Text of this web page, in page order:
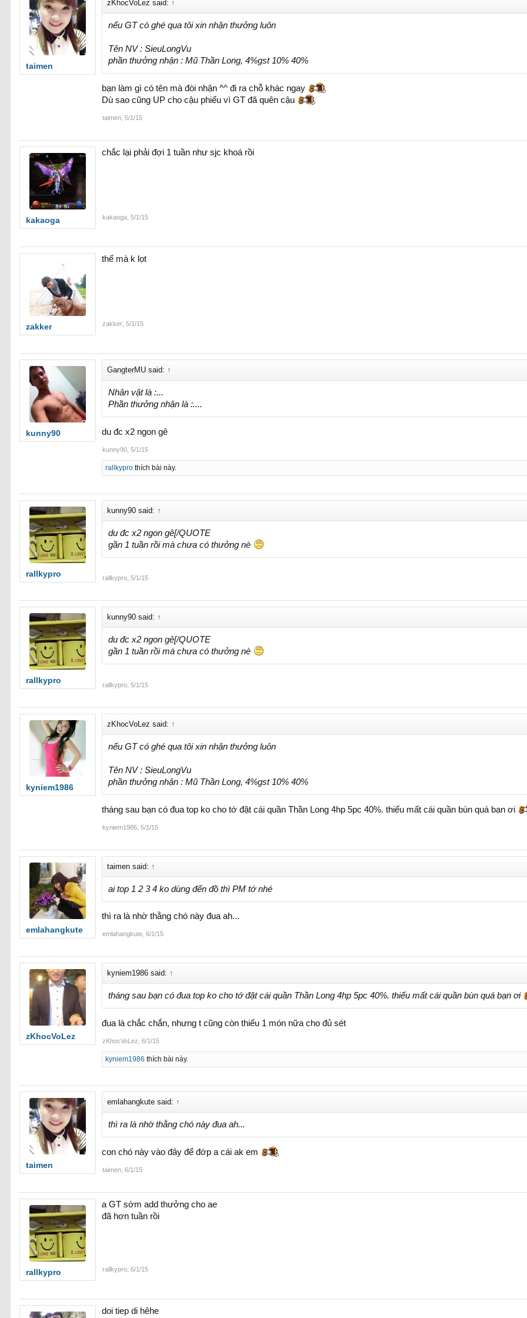
taimen
zKhocVoLez said: ↑
nếu GT có ghé qua tôi xin nhận thưởng luôn
Tên NV : SieuLongVu
phần thưởng nhận : Mũ Thần Long, 4%gst 10% 40%
bạn làm gì có tên mà đòi nhận ^^ đi ra chỗ khác ngay
Dù sao cũng UP cho cậu phiếu vì GT đã quên cậu
taimen 5/1/15
kakaoga
chắc lại phải đợi 1 tuần như sjc khoá rồi
kakaoga 5/1/15
zakker
thế mà k lọt
zakker 5/1/15
kunny90
GangterMU said: ↑
Nhân vật là :...
Phần thưởng nhận là :....
du đc x2 ngon gê
kunny90 5/1/15
rallkypro thích bài này.
rallkypro
kunny90 said: ↑
du đc x2 ngon gê[/QUOTE
gần 1 tuần rồi mà chưa có thưởng nè
rallkypro 5/1/15
rallkypro
kunny90 said: ↑
du đc x2 ngon gê[/QUOTE
gần 1 tuần rồi mà chưa có thưởng nè
rallkypro 5/1/15
kyniem1986
zKhocVoLez said: ↑
nếu GT có ghé qua tôi xin nhận thưởng luôn
Tên NV : SieuLongVu
phần thưởng nhận : Mũ Thần Long, 4%gst 10% 40%
tháng sau bạn có đua top ko cho tớ đặt cái quần Thần Long 4hp 5pc 40%. thiếu mất cái quần bùn quá bạn ơi
kyniem1986 5/1/15
emlahangkute
taimen said: ↑
ai top 1 2 3 4 ko dùng đến đồ thì PM tớ nhé
thì ra là nhờ thằng chó này đua ah...
emlahangkute 6/1/15
zKhocVoLez
kyniem1986 said: ↑
tháng sau bạn có đua top ko cho tớ đặt cái quần Thần Long 4hp 5pc 40%. thiếu mất cái quần bùn quá bạn ơi
đua là chắc chắn, nhưng t cũng còn thiếu 1 món nữa cho đủ sét
zKhocVoLez 6/1/15
kyniem1986 thích bài này.
taimen
emlahangkute said: ↑
thì ra là nhờ thằng chó này đua ah...
con chó này vào đây để đớp a cái ak em
taimen 6/1/15
rallkypro
a GT sớm add thưởng cho ae
đã hơn tuần rồi
rallkypro 6/1/15
doi tiep di hêhe